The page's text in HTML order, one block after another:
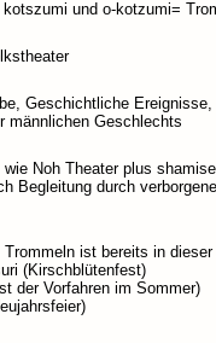
und o-kotzumi=
Geschichtliche
männlichen Geschlechts
wie Noh Theater plus
Begleitung durch
ist bereits in
(Kirschblütenfest)
der Vorfahren im Sommer)